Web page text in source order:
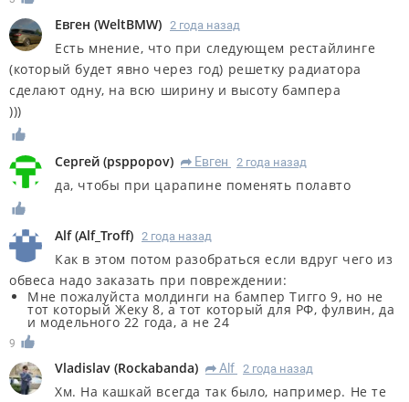
Евген (WeltBMW) 2 года назад
Есть мнение, что при следующем рестайлинге
(который будет явно через год) решетку радиатора
сделают одну, на всю ширину и высоту бампера
)))
Сергей (psppopov) R Евген 2 года назад
да, чтобы при царапине поменять полавто
Alf(Alf_Troff) 2 года назад
Как в этом потом разобраться если вдруг чего из
обвеса надо заказать при повреждении:
Мне пожалуйста молдинги на бампер Тигго 9, но не
тот который Жеку 8, а тот который для РФ, фулвин, да
и модельного 22 года, а не 24
9
Vladislav (Rockabanda) R Alf 2 года назад
Хм. На кашкай всегда так было, например. Не те